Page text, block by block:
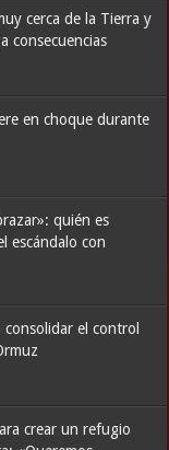
cerca de la Tierra y
consecuencias
en choque durante
quién es
escándalo con
el control
crear un refugio